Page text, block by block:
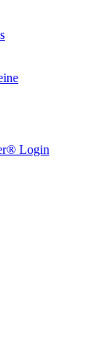
Login